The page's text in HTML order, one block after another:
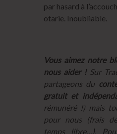
par hasard à
otarie. Inoubliable.
Vous aimez notre
nous aider !Sur
partageons du
gratuit et
rémunéré !) mais
pour nous (frais
temps libre…).